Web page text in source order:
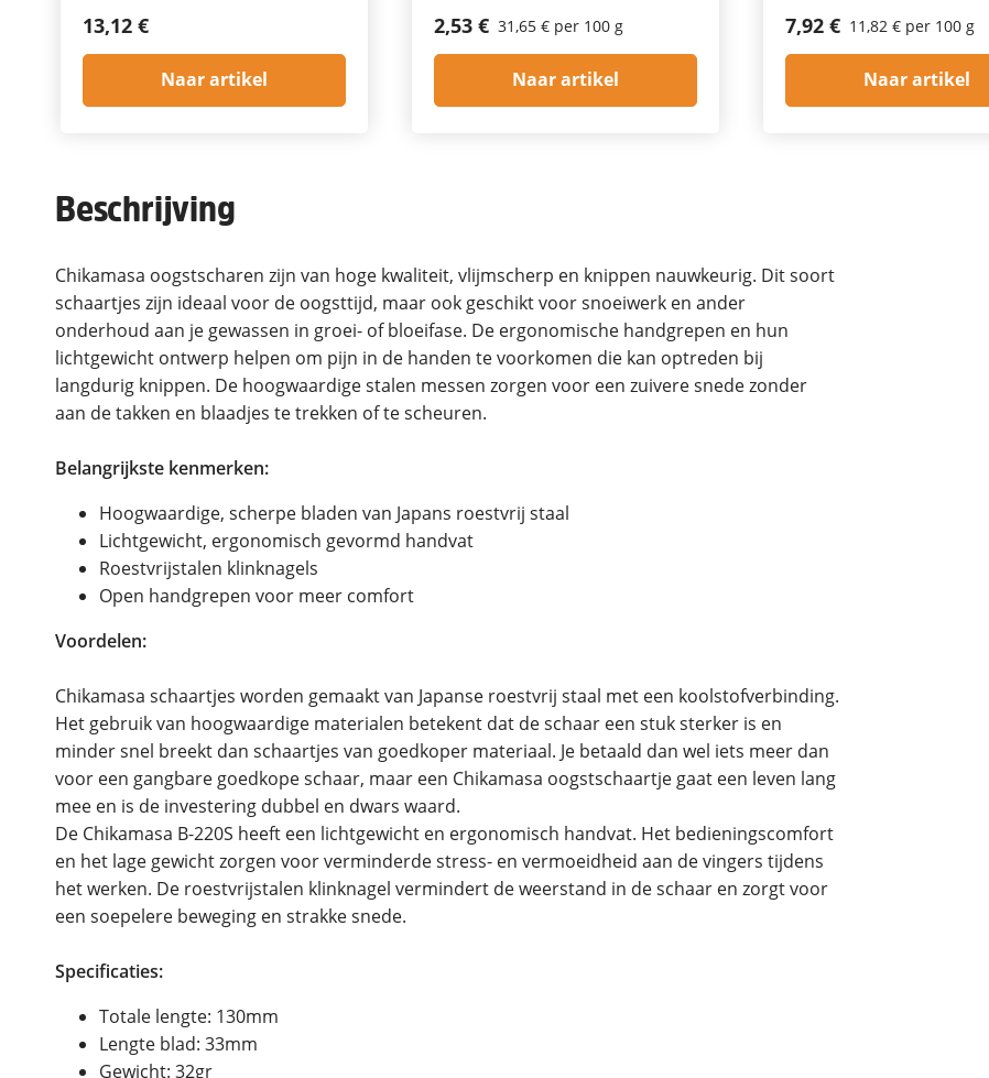
13,12 €
Naar artikel
2,53 € 31,65 € per 100 g
Naar artikel
7,92 € 11,82 € per 100 g
Naar artikel
Beschrijving
Chikamasa oogstscharen zijn van hoge kwaliteit, vlijmscherp en knippen nauwkeurig. Dit soort
schaartjes zijn ideaal voor de oogsttijd, maar ook geschikt voor snoeiwerk en ander
onderhoud aan je gewassen in groei- of bloeifase. De ergonomische handgrepen en hun
lichtgewicht ontwerp helpen om pijn in de handen te voorkomen die kan optreden bij
langdurig knippen. De hoogwaardige stalen messen zorgen voor een zuivere snede zonder
aan de takken en blaadjes te trekken of te scheuren.
Belangrijkste kenmerken:
Hoogwaardige, scherpe bladen van Japans roestvrij staal
Lichtgewicht, ergonomisch gevormd handvat
Roestvrijstalen klinknagels
Open handgrepen voor meer comfort
Voordelen:
Chikamasa schaartjes worden gemaakt van Japanse roestvrij staal met een koolstofverbinding.
Het gebruik van hoogwaardige materialen betekent dat de schaar een stuk sterker is en
minder snel breekt dan schaartjes van goedkoper materiaal. Je betaald dan wel iets meer dan
voor een gangbare goedkope schaar, maar een Chikamasa oogstschaartje gaat een leven lang
mee en is de investering dubbel en dwars waard.
De Chikamasa B-220S heeft een lichtgewicht en ergonomisch handvat. Het bedieningscomfort
en het lage gewicht zorgen voor verminderde stress- en vermoeidheid aan de vingers tijdens
het werken. De roestvrijstalen klinknagel vermindert de weerstand in de schaar en zorgt voor
een soepelere beweging en strakke snede.
Specificaties:
Totale lengte: 130mm
Lengte blad: 33mm
Gewicht: 32gr